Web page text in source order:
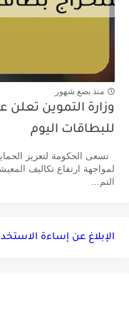
منذ بضع شهور
للبطاقات اليوم
تسعى الحكومة لتعزيز
لمواجهة ارتفاع تكاليف
التم...
الإبلاغ عن إساءة